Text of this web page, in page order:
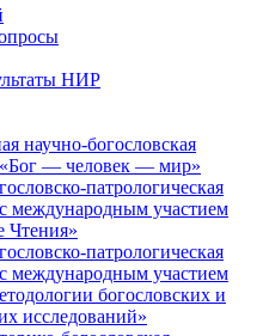
НИР
научно-богословская
— человек — мир»
патрологическая
международным участием
Чтения»
патрологическая
международным участием
богословских и
исследований»